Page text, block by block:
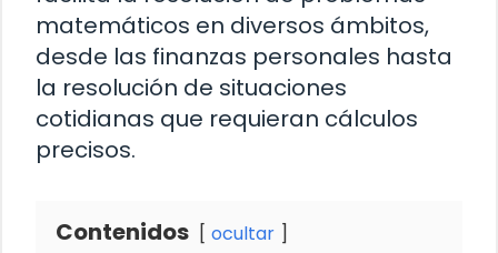
matemáticos en diversos ámbitos,
desde las finanzas personales hasta
la resolución de situaciones
cotidianas que requieran cálculos
precisos.
Contenidos ocultar